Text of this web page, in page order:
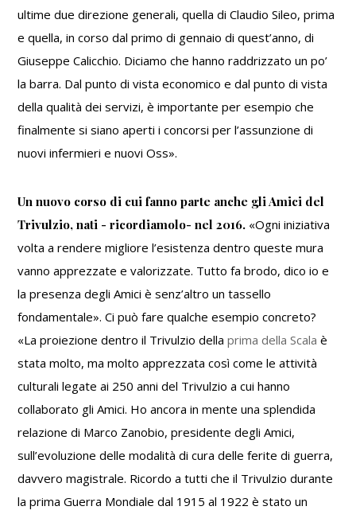
ultime due direzione generali, quella di Claudio Sileo, prima
e quella, in corso dal primo di gennaio di quest’anno, di
Giuseppe Calicchio. Diciamo che hanno raddrizzato un po’
la barra. Dal punto di vista economico e dal punto di vista
della qualità dei servizi, è importante per esempio che
finalmente si siano aperti i concorsi per l’assunzione di
nuovi infermieri e nuovi Oss».
Un nuovo corso di cui fanno parte anche gli Amici del
Trivulzio, nati - ricordiamolo- nel 2016. «Ogni iniziativa
volta a rendere migliore l’esistenza dentro queste mura
vanno apprezzate e valorizzate. Tutto fa brodo, dico io e
la presenza degli Amici è senz’altro un tassello
fondamentale». Ci può fare qualche esempio concreto?
«La proiezione dentro il Trivulzio dellaprima della Scala è
stata molto, ma molto apprezzata così come le attività
culturali legate ai 250 anni del Trivulzio a cui hanno
collaborato gli Amici. Ho ancora in mente una splendida
relazione di Marco Zanobio, presidente degli Amici,
sull’evoluzione delle modalità di cura delle ferite di guerra,
davvero magistrale. Ricordo a tutti che il Trivulzio durante
la prima Guerra Mondiale dal 1915 al 1922 è stato un